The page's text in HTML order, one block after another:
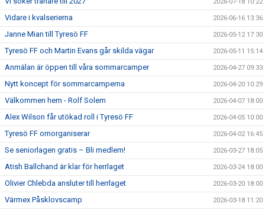
Vidare i kvalserierna 2026-06-16 13:36
Janne Mian till Tyresö FF 2026-05-12 17:30
Tyresö FF och Martin Evans går skilda vägar 2026-05-11 15:14
Anmälan är öppen till våra sommarcamper 2026-04-27 09:33
Nytt koncept för sommarcamperna 2026-04-20 10:29
Välkommen hem - Rolf Solem 2026-04-07 18:00
Alex Wilson får utökad roll i Tyresö FF 2026-04-05 10:00
Tyresö FF omorganiserar 2026-04-02 16:45
Se seniorlagen gratis – Bli medlem! 2026-03-27 18:05
Atish Ballchand är klar för herrlaget 2026-03-24 18:00
Olivier Chlebda ansluter till herrlaget 2026-03-20 18:00
Värmex Påsklovscamp 2026-03-18 11:20